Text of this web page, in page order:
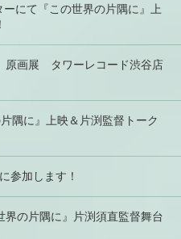
ーにて『この世界の片隅に』上
原画展 タワーレコード渋谷店
隅に』上映＆片渕監督トーク
参加します！
の片隅に』片渕須直監督舞台